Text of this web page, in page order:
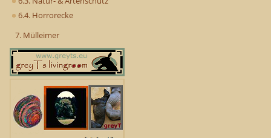
6.4. Horrorecke
7. Mülleimer